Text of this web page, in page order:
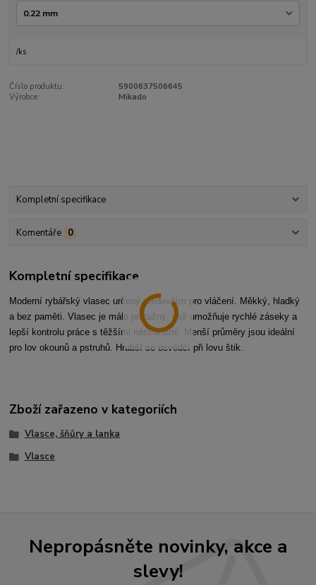
/ks
Číslo produktu:
5900637506645
Výrobce:
Mikado
Kompletní specifikace
Komentáře 0
Kompletní specifikace
Moderní rybářský vlasec určený především pro vláčení. Měkký, hladký
a bez paměti. Vlasec je málo průtažný, což umožňuje rychlé záseky a
lepší kontrolu práce s těžšími nástrahami. Menší průměry jsou ideální
pro lov okounů a pstruhů. Hrubší se osvědčí při lovu štik.
Zboží zařazeno v kategoriích
Vlasce, šňůry a lanka
Vlasce
Nepropásněte novinky, akce a
slevy!